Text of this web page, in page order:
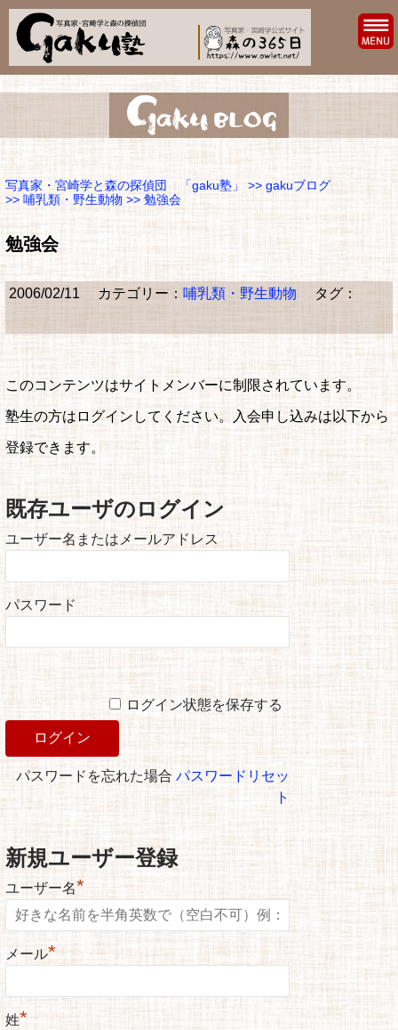
写真家・宮崎学と森の探偵団 「gaku塾」 >> gakuブログ
>> 哺乳類・野生動物 >> 勉強会
勉強会
2006/02/11 カテゴリー： 哺乳類・野生動物 タグ：
このコンテンツはサイトメンバーに制限されています。
塾生の方はログインしてください。入会申し込みは以下から
登録できます。
既存ユーザのログイン
ユーザー名またはメールアドレス
パスワード
ログイン状態を保存する
パスワードを忘れた場合パスワードリセッ
ト
新規ユーザー登録
ユーザー名*
メール*
姓*